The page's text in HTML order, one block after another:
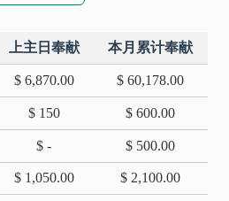
上主日奉献 本月累计奉献
$ 6,870.00 $ 60,178.00
$ 150 $ 600.00
$ - $ 500.00
$ 1,050.00 $ 2,100.00